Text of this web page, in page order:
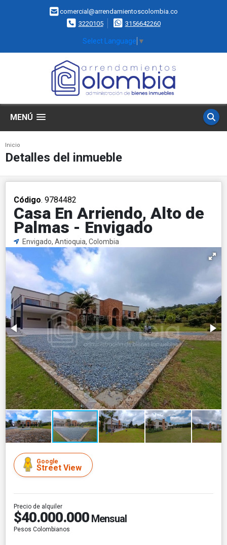
comercial@arrendamientoscolombia.co
3220105
3156642260
Select Language ▼
MENÚ
Inicio
Detalles del inmueble
Código. 9784482
Casa En Arriendo, Alto de
Palmas - Envigado
Envigado, Antioquia, Colombia
Google
Street View
Precio de alquiler
$40.000.000 Mensual
Pesos Colombianos